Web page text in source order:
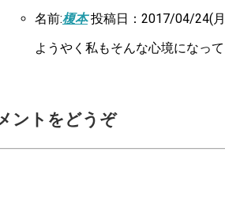
名前:榎本 投稿日：2017/04/24(
ようやく私もそんな心境になっ
ントをどうぞ